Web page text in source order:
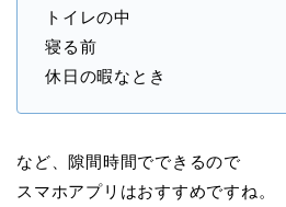
トイレの中
寝る前
休日の暇なとき
など、隙間時間でできるので
スマホアプリはおすすめですね。